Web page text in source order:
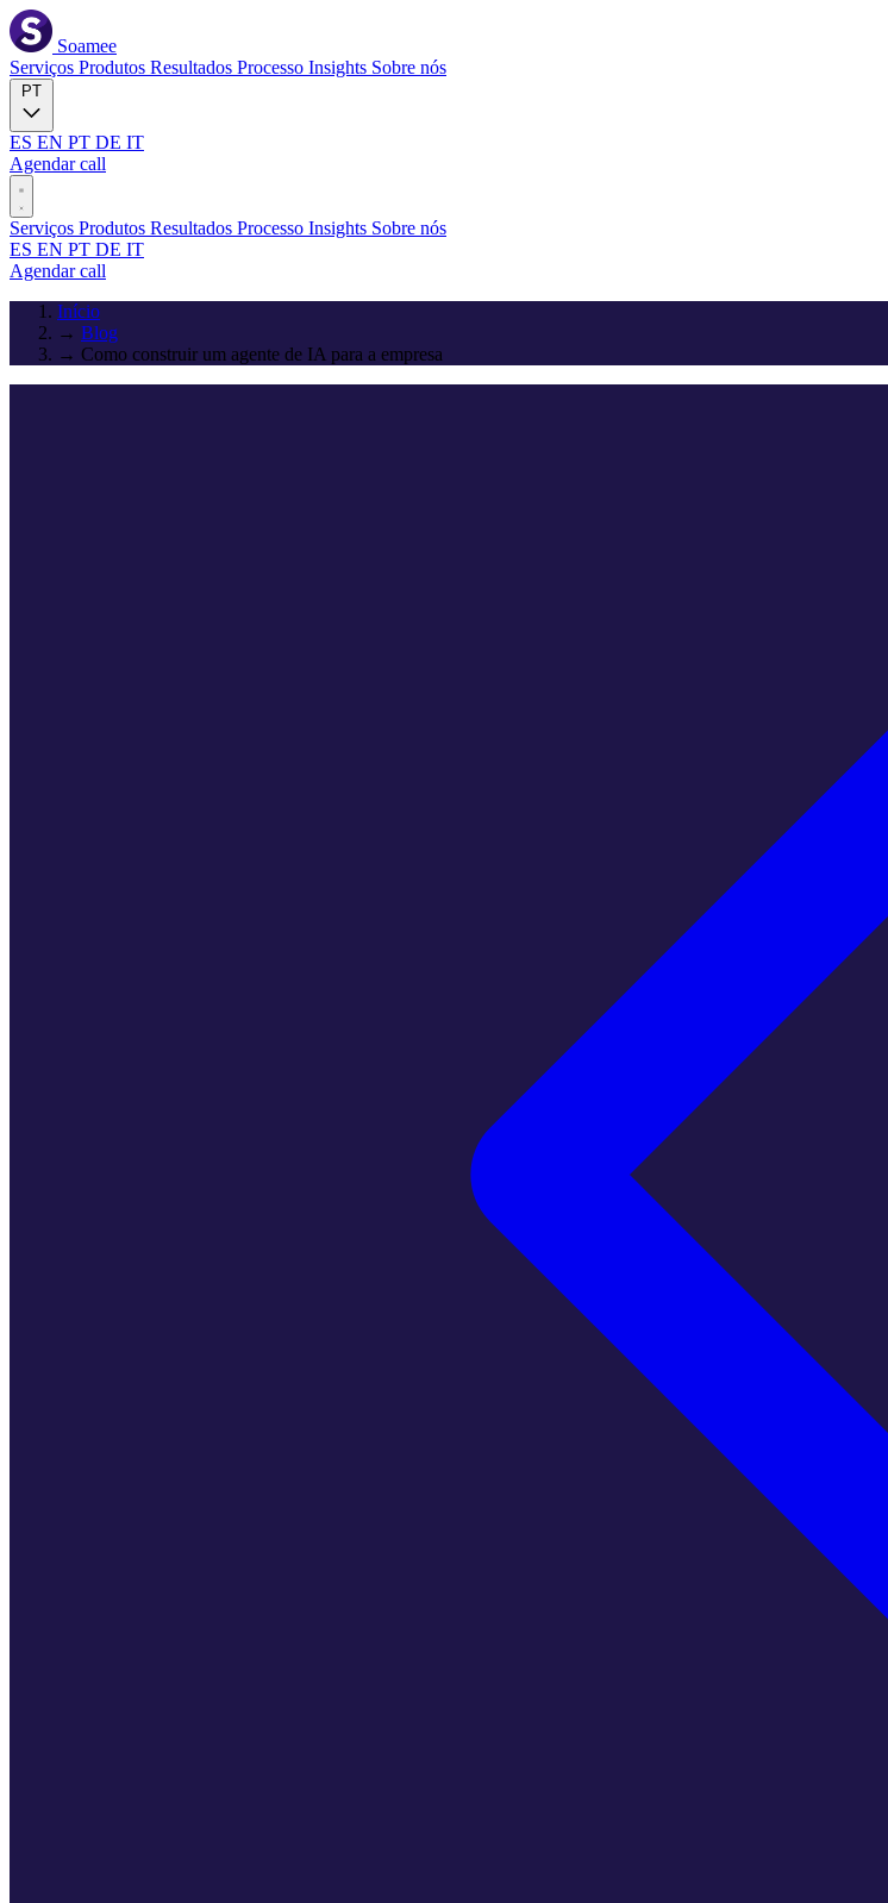
Soamee
Serviços Produtos Resultados Processo Insights Sobre nós
ES EN PT DE IT
Agendar call
Serviços Produtos Resultados Processo Insights Sobre nós
ES EN PT DE IT
Agendar call
Início
→ Blog
→ Como construir um agente de IA para a empresa